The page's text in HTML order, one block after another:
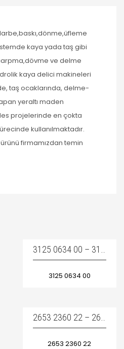
kaya yada taş gibi
ve delme
kaya delici makineleri
taş ocaklarında, delme-
yeraltı maden
projelerinde en çokta
kullanılmaktadır.
ürünü firmamızdan temin
3125 0634 00
2653 2360 22